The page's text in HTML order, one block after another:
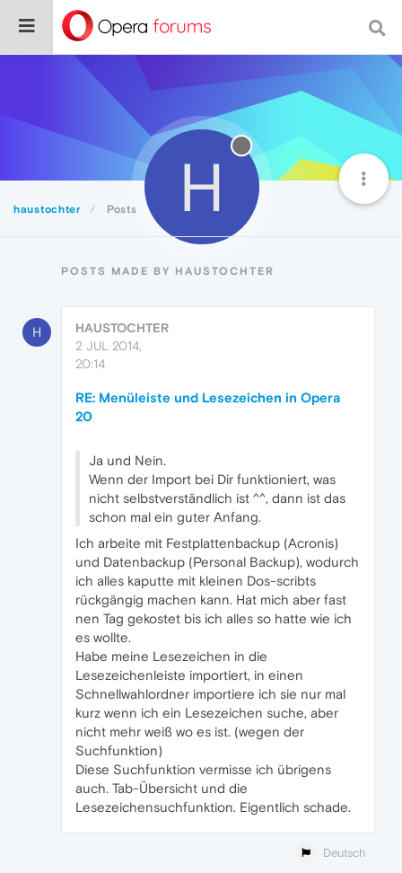
haustochter Posts H
POSTS MADE BY HAUSTOCHTER
H
HAUSTOCHTER
2 JUL 2014,
20:14
RE: Menüleiste und Lesezeichen in Opera
20
Ja und Nein.
Wenn der Import bei Dir funktioniert, was
nicht selbstverständlich ist ^^, dann ist das
schon mal ein guter Anfang.
Ich arbeite mit Festplattenbackup (Acronis)
und Datenbackup (Personal Backup), wodurch
ich alles kaputte mit kleinen Dos-scribts
rückgängig machen kann. Hat mich aber fast
nen Tag gekostet bis ich alles so hatte wie ich
es wollte.
Habe meine Lesezeichen in die
Lesezeichenleiste importiert, in einen
Schnellwahlordner importiere ich sie nur mal
kurz wenn ich ein Lesezeichen suche, aber
nicht mehr weiß wo es ist. (wegen der
Suchfunktion)
Diese Suchfunktion vermisse ich übrigens
auch. Tab-Übersicht und die
Lesezeichensuchfunktion. Eigentlich schade.
Deutsch